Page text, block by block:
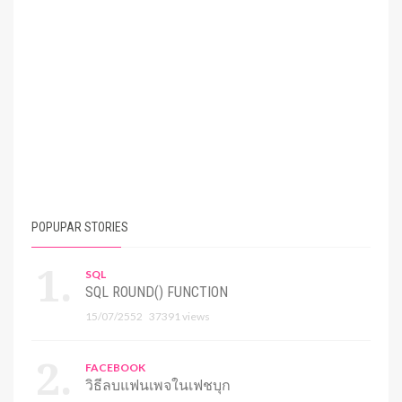
POPUPAR STORIES
SQL
SQL ROUND() FUNCTION
15/07/2552 37391 views
FACEBOOK
วิธีลบแฟนเพจในเฟชบุก